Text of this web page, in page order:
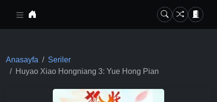
Anasayfa
Seriler
Huyao Xiao Hongniang 3: Yue Hong Pian